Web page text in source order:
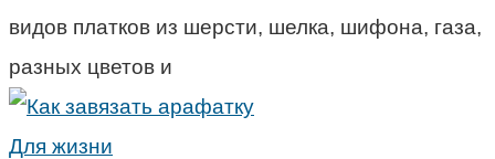
видов платков из шерсти, шелка, шифона, газа,
разных цветов и
Для жизни